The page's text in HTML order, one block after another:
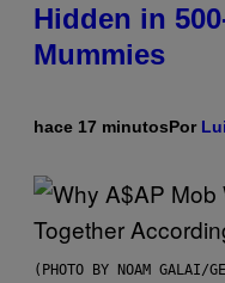
Hidden in
Mummies
hace 17 minutosPor
(PHOTO BY NOAM GALAI/